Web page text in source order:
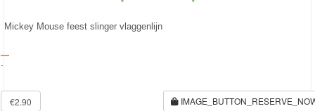
Mickey Mouse feest slinger vlaggenlijn
-
€2.90